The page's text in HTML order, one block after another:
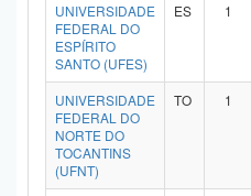
UNIVERSIDADE
FEDERAL DO
ESPÍRITO
SANTO (UFES)
ES 1
UNIVERSIDADE
FEDERAL DO
NORTE DO
TOCANTINS
(UFNT)
TO 1